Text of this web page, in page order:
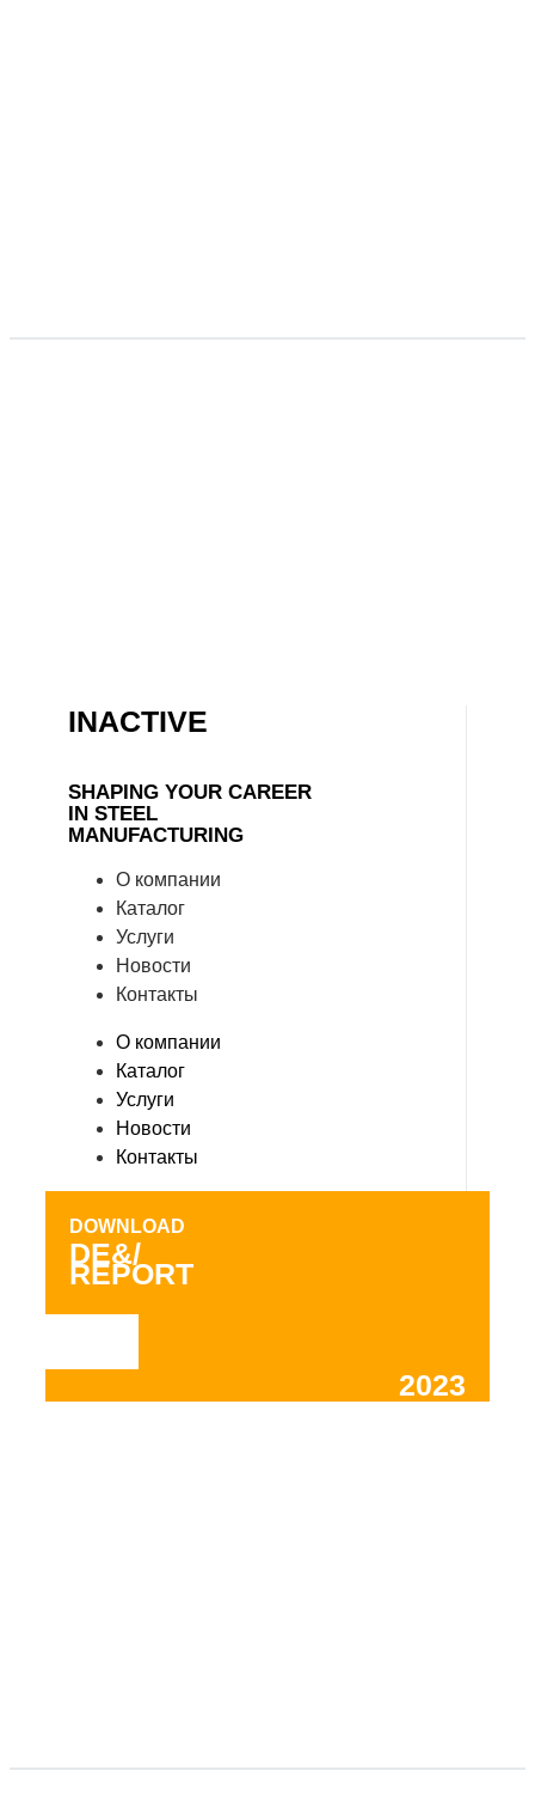
INACTIVE
SHAPING YOUR CAREER
IN STEEL
MANUFACTURING
О компании
Каталог
Услуги
Новости
Контакты
О компании
Каталог
Услуги
Новости
Контакты
DOWNLOAD
DE&/
REPORT
2023